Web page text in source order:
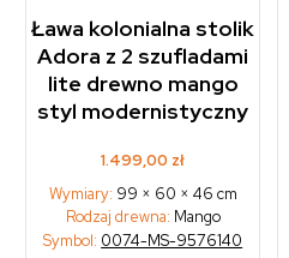
Ława kolonialna stolik
Adora z 2 szufladami
lite drewno mango
styl modernistyczny
1.499,00 zł
Wymiary: 99 × 60 × 46 cm
Rodzaj drewna: Mango
Symbol: 0074-MS-9576140